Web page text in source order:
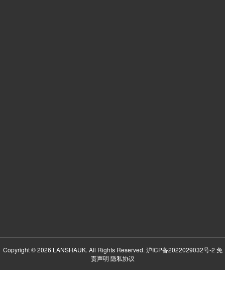
Copyright © 2026 LANSHAUK. All Rights Reserved. 沪ICP备2022029032号-2 免
责声明 隐私协议